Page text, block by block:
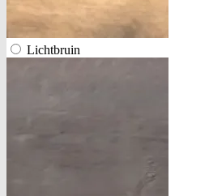
Lichtbruin